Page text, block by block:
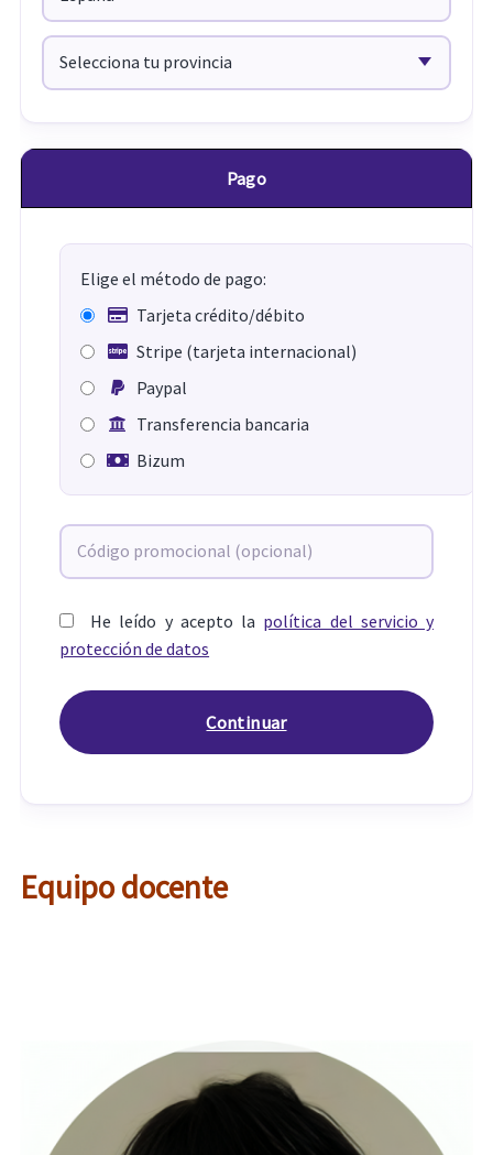
Pago
Elige el método de pago:
Tarjeta crédito/débito
Stripe (tarjeta internacional)
Paypal
Transferencia bancaria
Bizum
He leído y acepto la política del servicio y
protección de datos
Equipo docente